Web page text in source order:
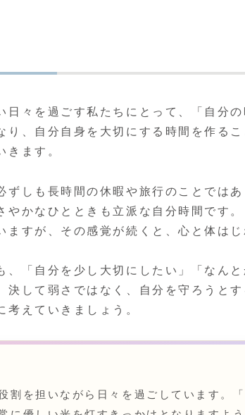
日々を過ごす私たちにとって、「自分
り、自分自身を大切にする時間を作る
きます。
ずしも長時間の休暇や旅行のことでは
やかなひとときも立派な自分時間です
すが、その感覚が続くと、心と体は
、「自分を少し大切にしたい」「なん
決して弱さではなく、自分を守ろうと
えていきましょう。
割を担いながら日々を過ごしています。